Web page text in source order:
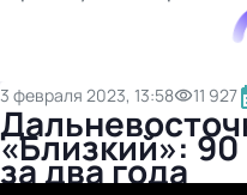
3 февраля 2023, 13:58 11 927
«Близкий»:
за два года